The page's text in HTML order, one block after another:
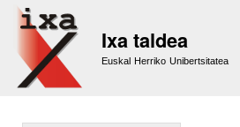
Ixa taldea
Euskal Herriko Unibertsitatea